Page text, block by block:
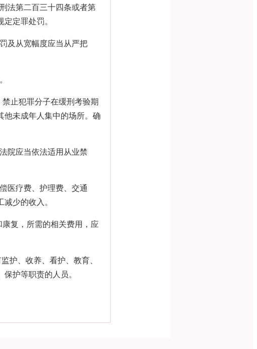
法第二百三十四条或者第
定罪处罚。
及从宽幅度应当从严把
止犯罪分子在缓刑考验期
他未成年人集中的场所。确
院应当依法适用从业禁
医疗费、护理费、交通
少的收入。
复，所需的相关费用，应
护、收养、看护、教育、
护等职责的人员。